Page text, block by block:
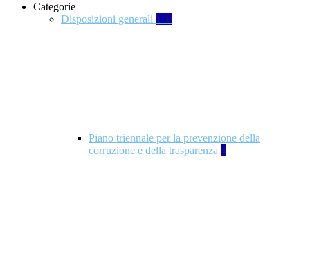
Categorie
Disposizioni generali 140
Piano triennale per la prevenzione della
corruzione e della trasparenza 4